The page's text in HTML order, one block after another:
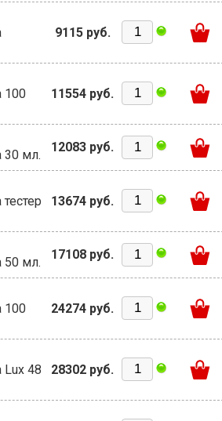
9115 руб.
100
11554 руб.
30 мл.
12083 руб.
13674 руб.
50 мл.
17108 руб.
100
24274 руб.
48
28302 руб.